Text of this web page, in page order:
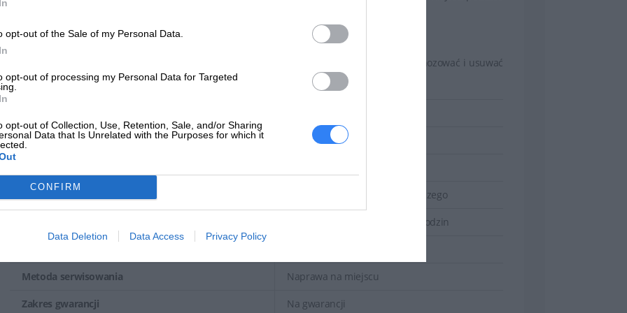
opt-out of the Sale of my Personal Data.
opt-out of processing my Personal Data for Targeted
opt-out of Collection, Use, Retention, Sale, and/or Sharing
Data that Is Unrelated with the Purposes for which it
CONFIRM
Data Deletion Data Access Privacy Policy
Opcjonalne szczegółowe informacje o stanie urządzenia
Wybierz, aby włączyć dane na poziomie urządzenia, które pomagają HP identyfikować, diagnozować i usuwać
problemy z komputerami.
Opcjonalna, dodatkowa pomoc techniczna Pokrycie kosztów podróży
Reakcja następnego dnia roboczego
Standardowe dni robocze – 9 godzin
Metoda serwisowania Naprawa na miejscu
Zakres gwarancji Na gwarancji